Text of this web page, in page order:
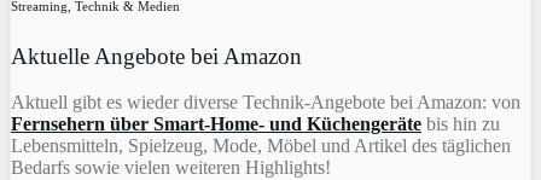
Streaming, Technik & Medien
Aktuelle Angebote bei Amazon
Aktuell gibt es wieder diverse Technik-Angebote bei Amazon: von
Fernsehern über Smart-Home- und Küchengeräte bis hin zu
Lebensmitteln, Spielzeug, Mode, Möbel und Artikel des täglichen
Bedarfs sowie vielen weiteren Highlights!